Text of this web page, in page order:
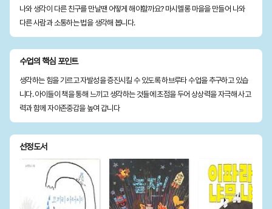
나와 생각이 다른 친구를 만날땐 어떻게 해야할까요? 마시멜롱 마을을 만들어 나와
다른 사람과 소통하는 법을 생각해 봅니다.
수업의 핵심 포인트
생각하는 힘을 기르고 자발성을 증진시킬 수 있도록 하브루타 수업을 추구하고 있습
니다. 아이들이 책을 통해 느끼고 생각하는 것들에 초점을 두어 상상력을 자극해 사고
력과 함께 자아존중감을 높여 갑니다
선정도서